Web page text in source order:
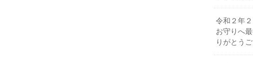
令和２年
お守りへ
りがとう